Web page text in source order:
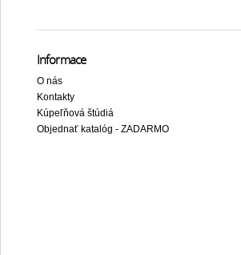
Informace
O nás
Kontakty
Kúpeľňová štúdiá
Objednať katalóg - ZADARMO